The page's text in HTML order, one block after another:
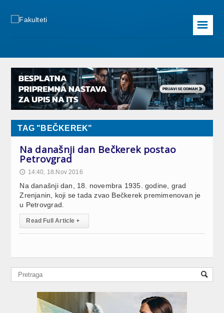
☰
TAG "BEČKEREK"
Na današnji dan Bečkerek postao
Petrovgrad
🕔 14:40, 18.Nov 2016
Na današnji dan, 18. novembra 1935. godine, grad
Zrenjanin, koji se tada zvao Bečkerek premimenovan je
u Petrovgrad.
Read Full Article ▸